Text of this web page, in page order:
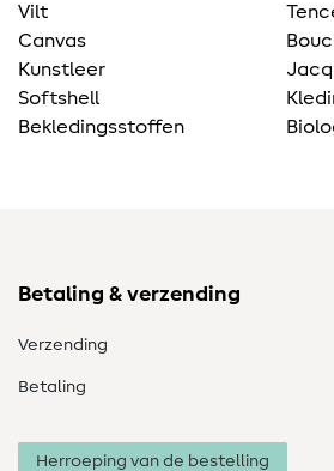
Vilt
Canvas
Kunstleer
Softshell
Bekledingsstoffen
Betaling & verzending
Verzending
Betaling
Herroeping van de bestelling